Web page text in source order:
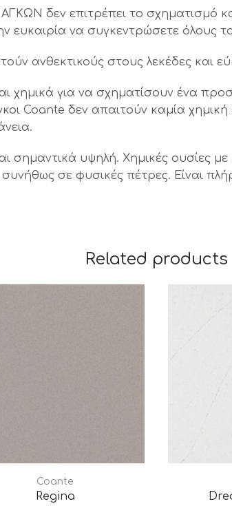
δεν επιτρέπει το σχηματισμό
ευκαιρία να συγκεντρώσετε
ανθεκτικούς στους λεκέδες και
χημικά για να σχηματίσουν ένα
Coante δεν απαιτούν καμία
σημαντικά υψηλή. Χημικές ουσίες
σε φυσικές πέτρες. Είναι
Related products
Coante
Regina